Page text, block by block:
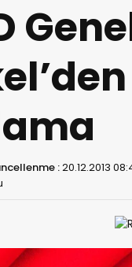
:20.12.2013